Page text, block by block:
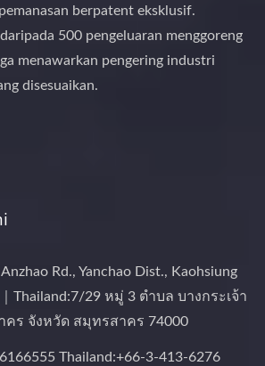
berpatent eksklusif.
500 pengeluaran menggoreng
menawarkan pengering industri
disesuaikan.
Rd., Yanchao Dist., Kaohsiung
Thailand:7/29 หมู่ 3 ตำบล บางกระเจ้า
คร จังหวัด สมุทรสาคร 74000
Thailand:+66-3-413-6276